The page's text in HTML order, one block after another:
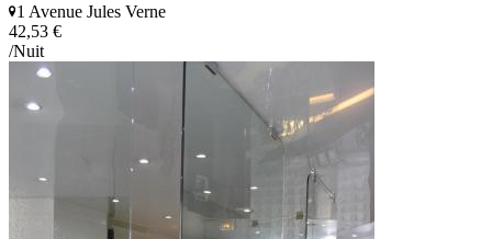
1 Avenue Jules Verne
42,53 €
/Nuit